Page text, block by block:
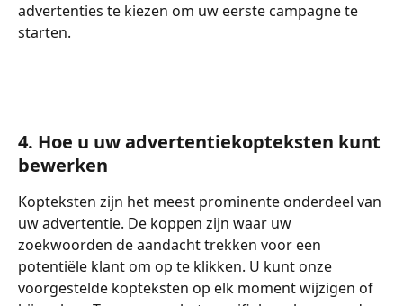
advertenties te kiezen om uw eerste campagne te
starten.
4. Hoe u uw advertentiekopteksten kunt
bewerken
Kopteksten zijn het meest prominente onderdeel van
uw advertentie. De koppen zijn waar uw
zoekwoorden de aandacht trekken voor een
potentiële klant om op te klikken. U kunt onze
voorgestelde kopteksten op elk moment wijzigen of